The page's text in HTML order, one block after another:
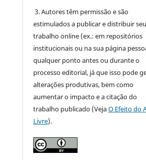
3. Autores têm permissão e são
estimulados a publicar e distribuir seu
trabalho online (ex.: em repositórios
institucionais ou na sua página
qualquer ponto antes ou durante o
processo editorial, já que isso pode
alterações produtivas, bem como
aumentar o impacto e a citação do
trabalho publicado (VejaO Efeito do
Livre).